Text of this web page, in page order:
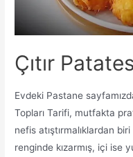
Çıtır
Evdeki Pastane
Topları Tarifi, mutfakta
nefis atıştırmalıklardan biri
renginde kızarmış, içi ise